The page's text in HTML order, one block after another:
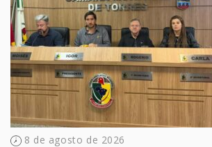
8 de agosto de 2026